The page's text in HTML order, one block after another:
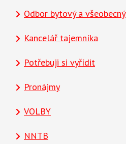
Odbor bytový a všeobecný
Kancelář tajemníka
Potřebuji si vyřídit
Pronájmy
VOLBY
NNTB